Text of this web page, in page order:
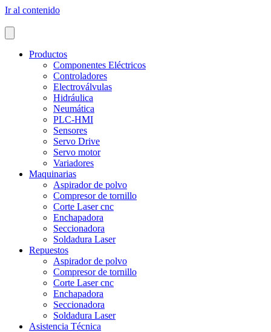
Ir al contenido
Productos
Componentes Eléctricos
Controladores
Electroválvulas
Hidráulica
Neumática
PLC-HMI
Sensores
Servo Drive
Servo motor
Variadores
Maquinarias
Aspirador de polvo
Compresor de tornillo
Corte Laser cnc
Enchapadora
Seccionadora
Soldadura Laser
Repuestos
Aspirador de polvo
Compresor de tornillo
Corte Laser cnc
Enchapadora
Seccionadora
Soldadura Laser
Asistencia Técnica